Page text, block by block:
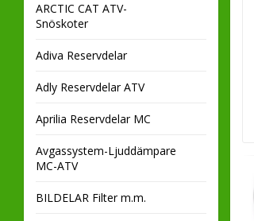
ARCTIC CAT ATV-
Snöskoter
Adiva Reservdelar
Adly Reservdelar ATV
Aprilia Reservdelar MC
Avgassystem-Ljuddämpare
MC-ATV
BILDELAR Filter m.m.